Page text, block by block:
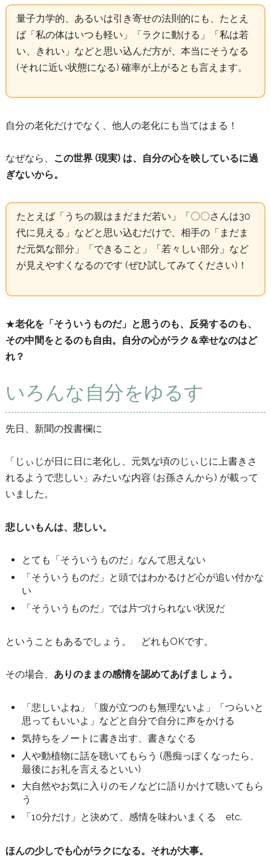
量子力学的、あるいは引き寄せの法則的にも、たとえ
ば「私の体はいつも軽い」「ラクに動ける」「私は若
い、きれい」などと思い込んだ方が、本当にそうなる
(それに近い状態になる) 確率が上がるとも言えます。
自分の老化だけでなく、他人の老化にも当てはまる！
なぜなら、
この世界 (現実) は、自分の心を映しているに過
ぎないから。
たとえば「うちの親はまだまだ若い」「〇〇さんは30
代に見える」などと思い込むだけで、相手の「まだま
だ元気な部分」「できること」「若々しい部分」など
が見えやすくなるのです (ぜひ試してみてください)！
★老化を「そういうものだ」と思うのも、反発するのも、
その中間をとるのも自由。自分の心がラク＆幸せなのはど
れ？
いろんな自分をゆるす
先日、新聞の投書欄に
「じぃじが日に日に老化し、元気な頃のじぃじに上書きさ
れるようで悲しい」みたいな内容 (お孫さんから) が載って
いました。
悲しいもんは、悲しい。
とても「そういうものだ」なんて思えない
「そういうものだ」と頭ではわかるけど心が追い付かな
い
「そういうものだ」では片づけられない状況だ
ということもあるでしょう。 どれもOKです。
その場合、 ありのままの感情を認めてあげましょう。
「悲しいよね」「腹が立つのも無理ないよ」「つらいと
思ってもいいよ」などと自分で自分に声をかける
気持ちをノートに書き出す、書きなぐる
人や動植物に話を聴いてもらう (愚痴っぽくなったら、
最後にお礼を言えるといい)
大自然やお気に入りのモノなどに語りかけて聴いてもら
う
「10分だけ」と決めて、感情を味わいまくる etc.
ほんの少しでも心がラクになる。それが大事。